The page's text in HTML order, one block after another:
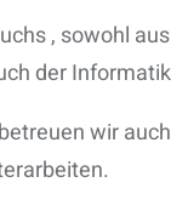
, sowohl
der
wir